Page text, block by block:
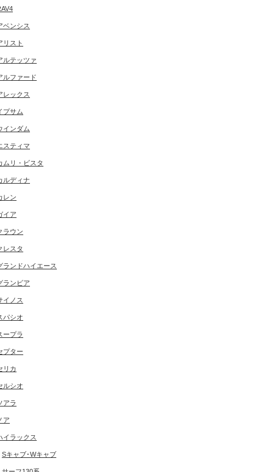
ベンシス
リスト
ルテッツァ
ルファード
レックス
プサム
インダム
スティマ
ムリ・ビスタ
ルディナ
レン
イア
ラウン
レスタ
ランドハイエース
ランビア
イノス
パシオ
ープラ
プター
リカ
ルシオ
アラ
ア
イラックス
Sキャブ･Wキャブ